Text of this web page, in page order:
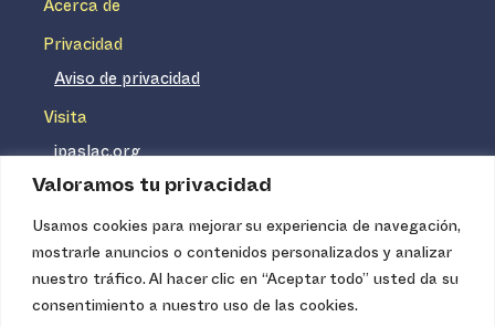
Valoramos tu privacidad
Usamos cookies para mejorar su experiencia de navegación,
mostrarle anuncios o contenidos personalizados y analizar
nuestro tráfico. Al hacer clic en “Aceptar todo” usted da su
consentimiento a nuestro uso de las cookies.
Acerca de
Privacidad
Aviso de privacidad
Visita
ipaslac.org
ipasmexico.org
Ipas no es un distribuidor de insumos médicos. Nuestros
servicios se concentran, entre otros, en la difusión de